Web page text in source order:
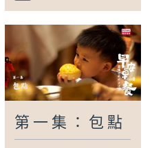
第一集：包點